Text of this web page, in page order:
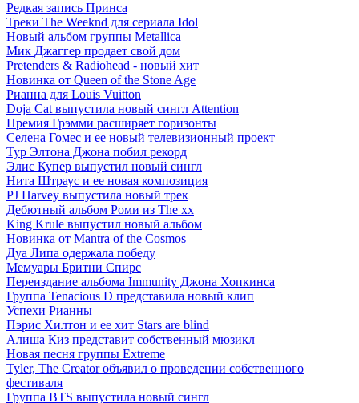
Редкая запись Принса
Треки The Weeknd для сериала Idol
Новый альбом группы Metallica
Мик Джаггер продает свой дом
Pretenders & Radiohead - новый хит
Новинка от Queen of the Stone Age
Рианна для Louis Vuitton
Doja Cat выпустила новый сингл Attention
Премия Грэмми расширяет горизонты
Селена Гомес и ее новый телевизионный проект
Тур Элтона Джона побил рекорд
Элис Купер выпустил новый сингл
Нита Штраус и ее новая композиция
PJ Harvey выпустила новый трек
Дебютный альбом Роми из The xx
King Krule выпустил новый альбом
Новинка от Mantra of the Cosmos
Дуа Липа одержала победу
Мемуары Бритни Спирс
Переиздание альбома Immunity Джона Хопкинса
Группа Tenacious D представила новый клип
Успехи Рианны
Пэрис Хилтон и ее хит Stars are blind
Алиша Киз представит собственный мюзикл
Новая песня группы Extreme
Tyler, The Creator объявил о проведении собственного
фестиваля
Группа BTS выпустила новый сингл